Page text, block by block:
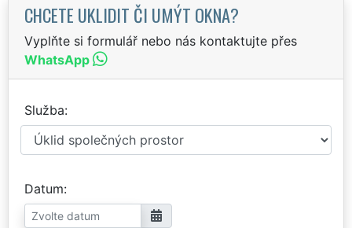
CHCETE UKLIDIT ČI UMÝT OKNA?
Vyplňte si formulář nebo nás kontaktujte přes
WhatsApp
Služba
Datum